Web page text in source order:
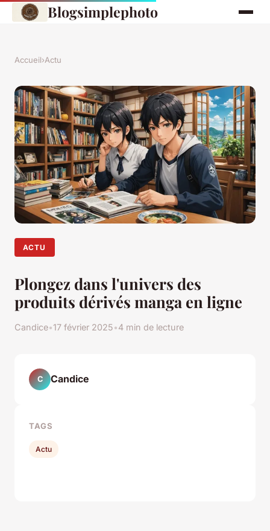
Blogsimplephoto
Accueil›Actu
ACTU
Plongez dans l'univers des
produits dérivés manga en ligne
Candice•17 février 2025•4 min de lecture
C Candice
TAGS
Actu